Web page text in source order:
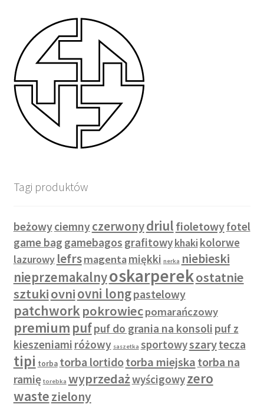
Tagi produktów
beżowyciemnyczerwonydriulfioletowyfotel
game bag gamebagos grafitowykhaki kolorwe
lazurowy lefrsmagentamiękki nerka niebieski
nieprzemakalnyoskarperekostatnie
sztukiovniovni longpastelowy
patchworkpokrowiecpomarańczowy
premium pufpuf do grania na konsoli puf z
kieszeniami różowy saszetka sportowyszarytecza
tipi torba torba lortidotorba miejska torba na
ramię torebka wyprzedażwyścigowyzero
wastezielony